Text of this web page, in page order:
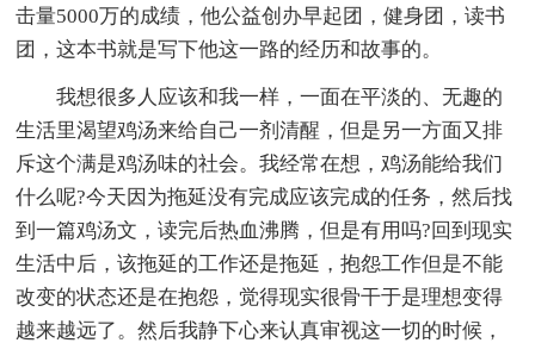
击量5000万的成绩，他公益创办早起团，健身团，读书
团，这本书就是写下他这一路的经历和故事的。
我想很多人应该和我一样，一面在平淡的、无趣的
生活里渴望鸡汤来给自己一剂清醒，但是另一方面又排
斥这个满是鸡汤味的社会。我经常在想，鸡汤能给我们
什么呢?今天因为拖延没有完成应该完成的任务，然后找
到一篇鸡汤文，读完后热血沸腾，但是有用吗?回到现实
生活中后，该拖延的工作还是拖延，抱怨工作但是不能
改变的状态还是在抱怨，觉得现实很骨干于是理想变得
越来越远了。然后我静下心来认真审视这一切的时候，